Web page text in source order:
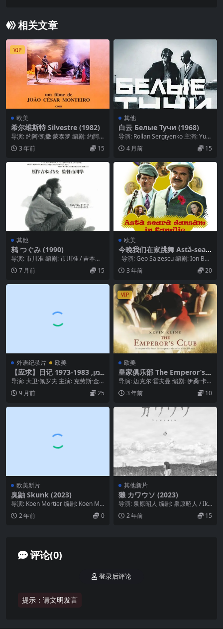
相关文章
VIP
欧美
希尔维斯特 Silvestre (1982)
导演: 约阿·凯撒·蒙泰罗 编剧: 约阿·
凯撒·蒙泰罗 / 玛丽亚·维利乌·达·...
3 年前 15
其他
白云 Белые Тучи (1968)
导演: Rollan Sergiyenko 主演: Yuri
y Dubrovin...
4 月前 15
其他
鸫 つぐみ (1990)
导演: 市川准 编剧: 市川准 / 吉本芭
娜娜 主演: 牧濑里穗 / 中岛朋子 ...
7 月前 15
欧美
今晚我们在家跳舞 Astă-sear
ă dansăm în familie‎ (1972)
导演: Geo Saizescu 编剧: Ion Bai
esu 主...
3 年前 20
外语纪录片 欧美
【应求】日记 1973-1983 יומן,
1973-1983 (1983)
导演: 大卫·佩罗夫 主演: 克劳斯·金
斯基 / 大卫·佩罗夫 类型: 纪录片 ...
9 月前 25
VIP
欧美
皇家俱乐部 The Emperor’s C
lub (2002)
导演: 迈克尔·霍夫曼 编剧: 伊桑·卡
宁 / 尼尔·托乌金 主演: 凯文·克莱...
3 年前 10
欧美新片
臭鼬 Skunk (2023)
导演: Koen Mortier 编剧: Koen Mo
rtier 主演: Th...
2 年前 0
其他新片
獭 カワウソ (2023)
导演: 泉原昭人 编剧: 泉原昭人 / Iku
ko Mizokami 类型: 动...
2 年前 15
评论(0)
提示：请文明发言
登录后评论